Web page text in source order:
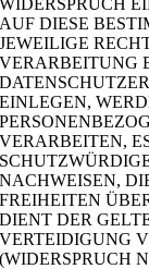
WIDERSPRUCH
AUF DIESE
JEWEILIGE
VERARBEITUNG
EINLEGEN,
VERARBEITEN,
NACHWEISEN,
FREIHEITEN
DIENT DER
VERTEIDIGUNG
(WIDERSPRUCH